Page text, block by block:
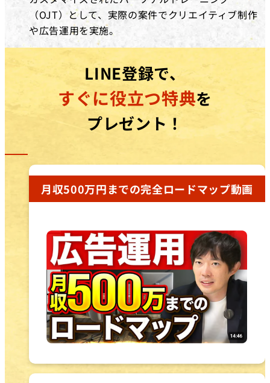
（OJT）として、実際の案件でクリエイティブ制作
や広告運用を実施。
LINE登録で、
すぐに役立つ特典を
プレゼント！
月収500万円までの完全ロードマップ動画